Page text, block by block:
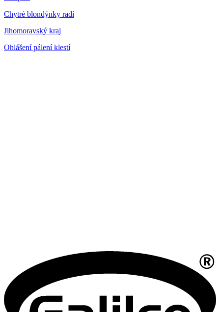
Chytré blondýnky radí
Jihomoravský kraj
Ohlášení pálení klestí